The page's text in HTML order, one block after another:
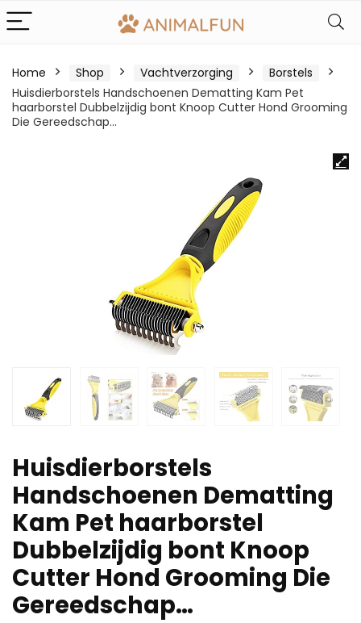
Home Shop Vachtverzorging
Borstels
Huisdierborstels Handschoenen Dematting Kam Pet
haarborstel Dubbelzijdig bont Knoop Cutter Hond Grooming
Die Gereedschap…
Huisdierborstels
Handschoenen Dematting
Kam Pet haarborstel
Dubbelzijdig bont Knoop
Cutter Hond Grooming Die
Gereedschap…